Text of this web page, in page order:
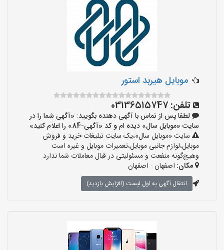
موبایل هیربد استور
تلفن: 03136515747
لطفا پس از تماس با آگهی دهنده بگویید: «آگهی شما را در
سایت «موبایل سال» دیده ام و کد «آگهی-84» را اعلام کنید»
سایت «موبایل سال»،یک سایت تبلیغات خرید و فروش
موبایل،لوازم جانبی موبایل،تعمیرات موبایل و غیره است
وهیچ‌گونه منفعت و مسئولیتی در قبال معاملات شما ندارد.
مکان: اصفهان - اصفهان
انتقال آگهی به اول لیست (افزایش بازدید)